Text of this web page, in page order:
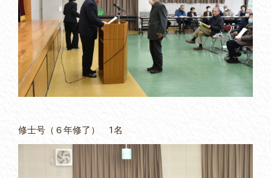
修士号（６年修了） 1名